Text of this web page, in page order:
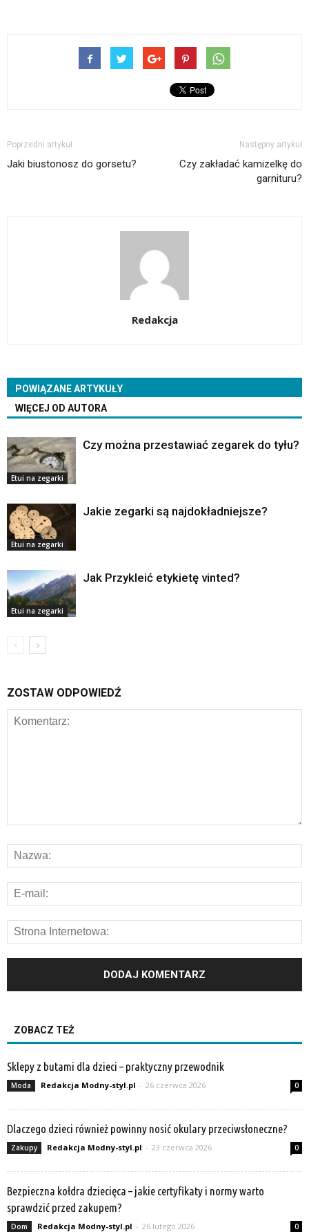
Poprzedni artykuł
Jaki biustonosz do gorsetu?
Następny artykuł
Czy zakładać kamizelkę do
garnituru?
Redakcja
POWIĄZANE ARTYKUŁY
WIĘCEJ OD AUTORA
Etui na zegarki
Czy można przestawiać zegarek do tyłu?
Etui na zegarki
Jakie zegarki są najdokładniejsze?
Etui na zegarki
Jak Przykleić etykietę vinted?
ZOSTAW ODPOWIEDŹ
ZOBACZ TEŻ
Sklepy z butami dla dzieci – praktyczny przewodnik
Moda Redakcja Modny-styl.pl - 26 czerwca 2026 0
Dlaczego dzieci również powinny nosić okulary przeciwsłoneczne?
Zakupy Redakcja Modny-styl.pl - 23 czerwca 2026 0
Bezpieczna kołdra dziecięca – jakie certyfikaty i normy warto
sprawdzić przed zakupem?
Dom Redakcja Modny-styl.pl - 26 lutego 2026 0